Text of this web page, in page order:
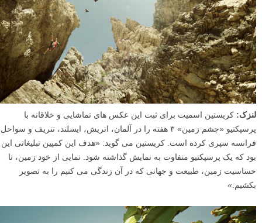
لنزک: کریستین اسمیت برای ثبت این عکس های تماشایی و خلاقانه با
پرسپکتیو «چشم زمین» ۳ هفته را در آلمان، اتریش، ایسلند، تنریف و سواحل
فرانسه سپری کرده است. کریستین می گوید: «هدف این کمپین تبلیغاتی این
بود که یک پرسپکتیو متفاوت به نمایش گذاشته شود. نمایی از خود زمین، تا
حساسیت زمین، طبیعت و جهانی که در آن زندگی می کنیم را به تصویر
بکشیم.»